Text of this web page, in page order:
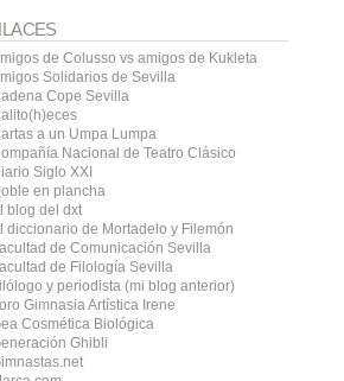
de Colusso vs amigos de Kukleta
Solidarios de Sevilla
Cope Sevilla
a un Umpa Lumpa
Nacional de Teatro Clásico
Siglo XXI
en plancha
blog del dxt
diccionario de Mortadelo y Filemón
de Comunicación Sevilla
de Filología Sevilla
y periodista (mi blog anterior)
Gimnasia Artística Irene
Cosmética Biológica
Ghibli